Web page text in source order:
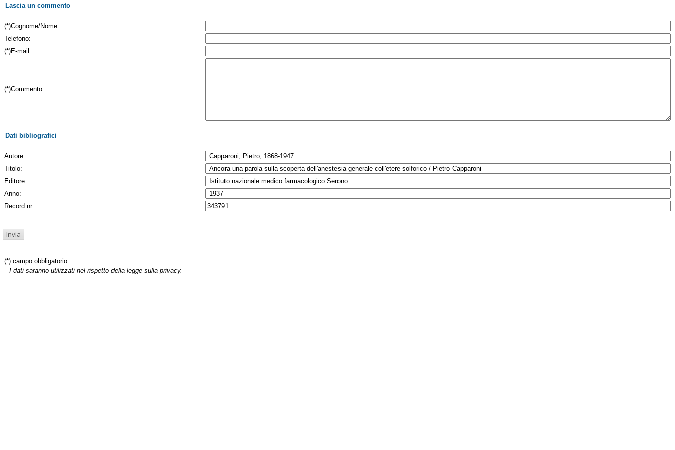
Lascia un commento
(*)Cognome/Nome:
Telefono:
(*)E-mail:
(*)Commento:
Dati bibliografici
Autore:
Titolo:
Editore:
Anno:
Record nr.
(*) campo obbligatorio
I dati saranno utilizzati nel rispetto della legge sulla privacy.